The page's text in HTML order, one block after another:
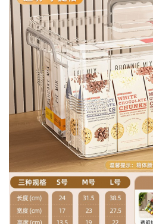
Fără permis
Masini electrice
Motocross
Piese de schimb vehicule electrice
Scutere electrice
Scutere pe benzina
Tricicluri cargo fara permis
Tricicluri persoane
Trotinete electrice
Biciclete, trotinete, triciclete
Biciclete electrice
Triciclete